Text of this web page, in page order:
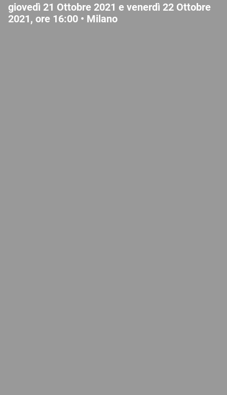
giovedì 21 Ottobre 2021 e venerdì 22 Ottobre
2021, ore 16:00 • Milano